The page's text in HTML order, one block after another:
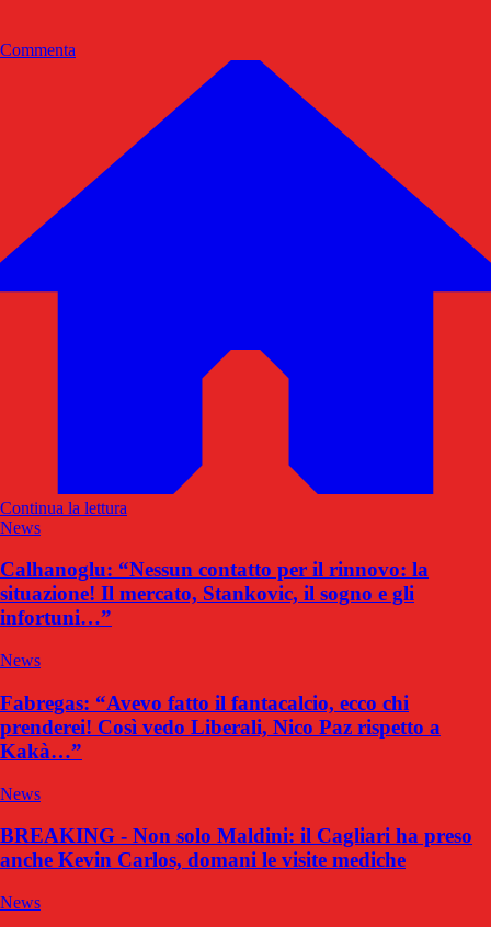
Commenta
Continua la lettura
News
Calhanoglu: “Nessun contatto per il rinnovo: la
situazione! Il mercato, Stankovic, il sogno e gli
infortuni…”
News
Fabregas: “Avevo fatto il fantacalcio, ecco chi
prenderei! Così vedo Liberali, Nico Paz rispetto a
Kakà…”
News
BREAKING - Non solo Maldini: il Cagliari ha preso
anche Kevin Carlos, domani le visite mediche
News